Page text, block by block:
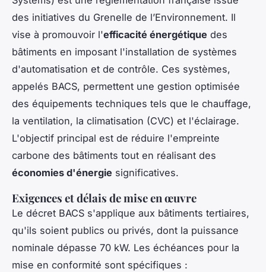
des initiatives du Grenelle de l’Environnement. Il
vise à promouvoir l'efficacité énergétique des
bâtiments en imposant l'installation de systèmes
d'automatisation et de contrôle. Ces systèmes,
appelés BACS, permettent une gestion optimisée
des équipements techniques tels que le chauffage,
la ventilation, la climatisation (CVC) et l'éclairage.
L'objectif principal est de réduire l'empreinte
carbone des bâtiments tout en réalisant des
économies d'énergie significatives.
Exigences et délais de mise en œuvre
Le décret BACS s'applique aux bâtiments tertiaires,
qu'ils soient publics ou privés, dont la puissance
nominale dépasse 70 kW. Les échéances pour la
mise en conformité sont spécifiques :